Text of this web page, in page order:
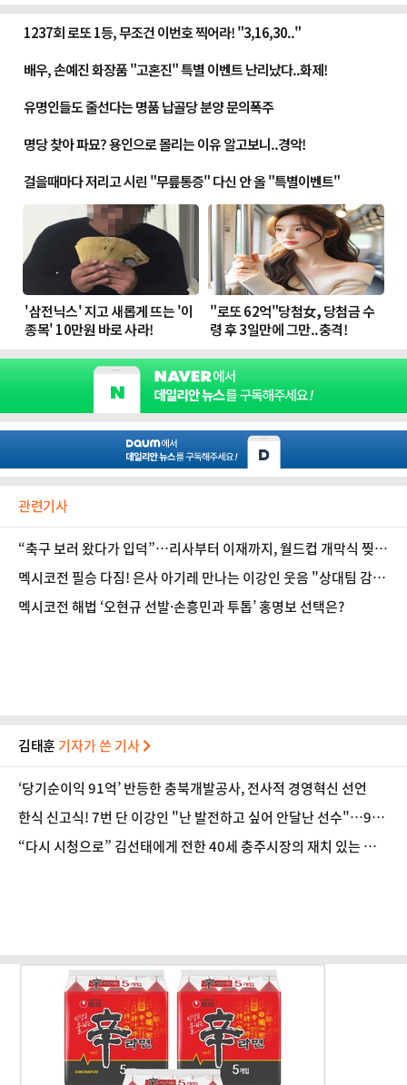
관련기사
“축구 보러 왔다가 입덕”…리사부터 이재까지, 월드컵 개막식 찢은
케이팝 스타들
멕시코전 필승 다짐! 은사 아기레 만나는 이강인 웃음 "상대팀 감
독…할 말 없다"
멕시코전 해법 ‘오현규 선발·손흥민과 투톱’ 홍명보 선택은?
김태훈 기자가 쓴 기사
‘당기순이익 91억’ 반등한 충북개발공사, 전사적 경영혁신 선언
한식 신고식! 7번 단 이강인 "난 발전하고 싶어 안달난 선수"…9일
맨시티전 출격
“다시 시청으로” 김선태에게 전한 40세 충주시장의 재치 있는 제